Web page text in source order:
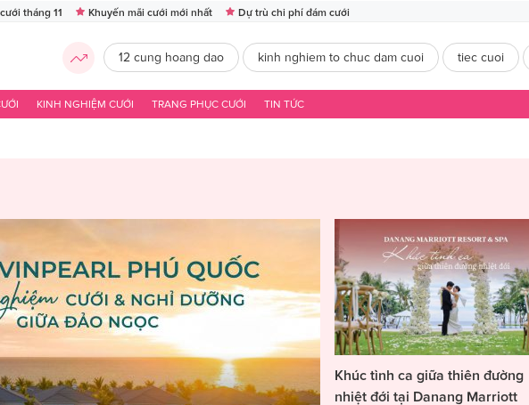
tháng 11 Khuyến mãi cưới mới nhất Dự trù chi phí đám cưới
12 cung hoang dao kinh nghiem to chuc dam cuoi tiec cuoi
KINH NGHIỆM CƯỚI TRANG PHỤC CƯỚI TIN TỨC
Khúc tình ca giữa thiên đường
nhiệt đới tại Danang Marriott